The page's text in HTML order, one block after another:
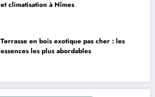
et climatisation à Nîmes
Terrasse en bois exotique pas cher : les
essences les plus abordables